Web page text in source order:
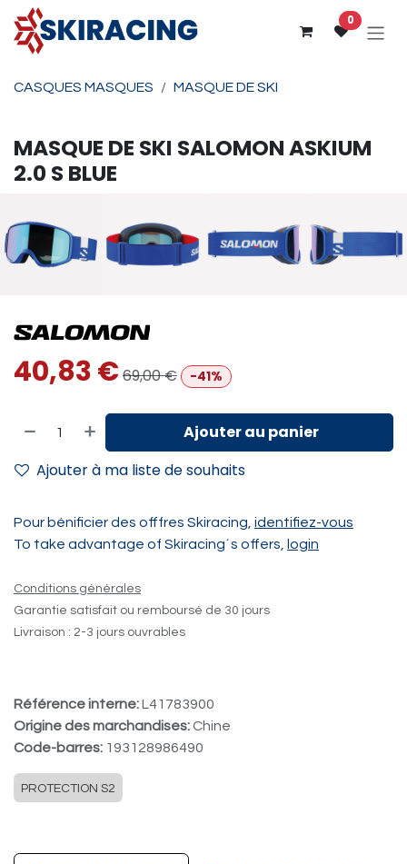
Se rendre au contenu
0
CASQUES MASQUES MASQUE DE SKI
MASQUE DE SKI SALOMONASKIUM
2.0 S BLUE
40,83€69,00€ -41%
Ajouter au panier
Ajouter à ma liste de souhaits
Pour bénificier des offfres Skiracing, identifiez-vous
To take advantage of Skiracing´s offers,
login
Conditions générales
Garantie satisfait ou remboursé de 30 jours
Livraison : 2-3 jours ouvrables
Référence interne:L41783900
Origine des marchandises: Chine
Code-barres: 193128986490
PROTECTION S2